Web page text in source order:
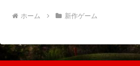
ホーム 新作ゲーム